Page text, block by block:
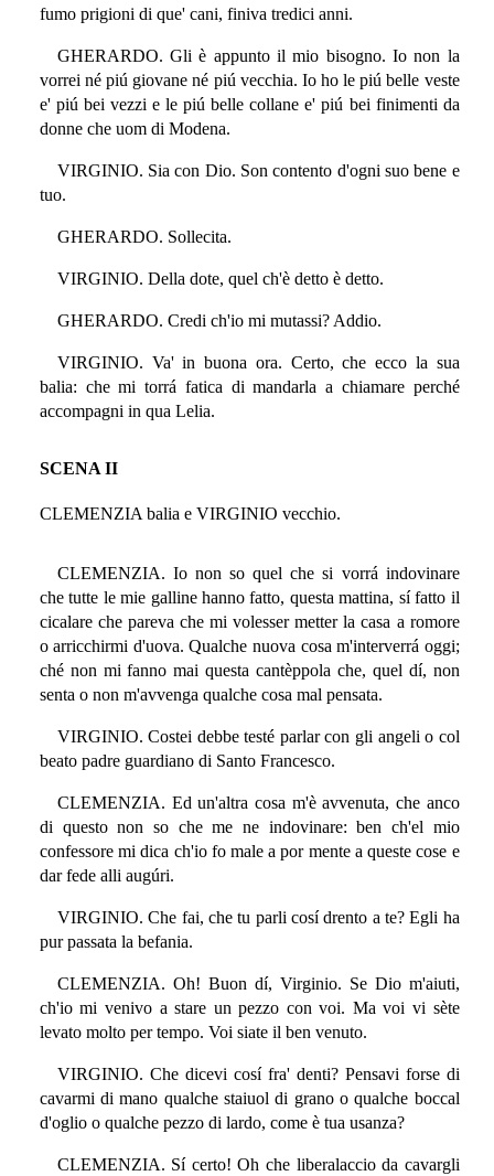
fumo prigioni di que' cani, finiva tredici anni.
GHERARDO. Gli è appunto il mio bisogno. Io non la
vorrei né piú giovane né piú vecchia. Io ho le piú belle veste
e' piú bei vezzi e le piú belle collane e' piú bei finimenti da
donne che uom di Modena.
VIRGINIO. Sia con Dio. Son contento d'ogni suo bene e
tuo.
GHERARDO. Sollecita.
VIRGINIO. Della dote, quel ch'è detto è detto.
GHERARDO. Credi ch'io mi mutassi? Addio.
VIRGINIO. Va' in buona ora. Certo, che ecco la sua
balia: che mi torrá fatica di mandarla a chiamare perché
accompagni in qua Lelia.
SCENA II
CLEMENZIA balia e VIRGINIO vecchio.
CLEMENZIA. Io non so quel che si vorrá indovinare
che tutte le mie galline hanno fatto, questa mattina, sí fatto il
cicalare che pareva che mi volesser metter la casa a romore
o arricchirmi d'uova. Qualche nuova cosa m'interverrá oggi;
ché non mi fanno mai questa cantèppola che, quel dí, non
senta o non m'avvenga qualche cosa mal pensata.
VIRGINIO. Costei debbe testé parlar con gli angeli o col
beato padre guardiano di Santo Francesco.
CLEMENZIA. Ed un'altra cosa m'è avvenuta, che anco
di questo non so che me ne indovinare: ben ch'el mio
confessore mi dica ch'io fo male a por mente a queste cose e
dar fede alli augúri.
VIRGINIO. Che fai, che tu parli cosí drento a te? Egli ha
pur passata la befania.
CLEMENZIA. Oh! Buon dí, Virginio. Se Dio m'aiuti,
ch'io mi venivo a stare un pezzo con voi. Ma voi vi sète
levato molto per tempo. Voi siate il ben venuto.
VIRGINIO. Che dicevi cosí fra' denti? Pensavi forse di
cavarmi di mano qualche staiuol di grano o qualche boccal
d'oglio o qualche pezzo di lardo, come è tua usanza?
CLEMENZIA. Sí certo! Oh che liberalaccio da cavargli